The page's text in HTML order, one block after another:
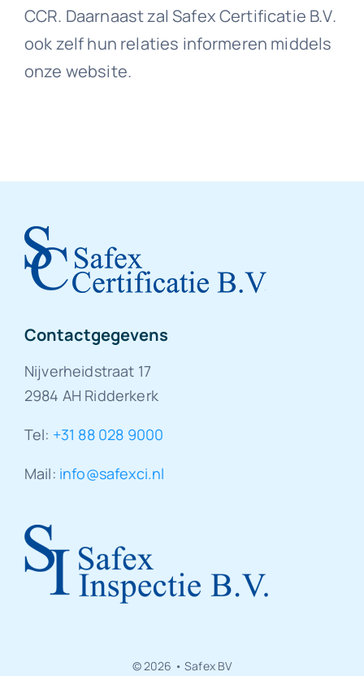
CCR. Daarnaast zal Safex Certificatie B.V.
ook zelf hun relaties informeren middels
onze website.
Contactgegevens
Nijverheidstraat 17
2984 AH Ridderkerk
Tel: +31 88 028 9000
Mail: info@safexci.nl
© 2026 • Safex BV